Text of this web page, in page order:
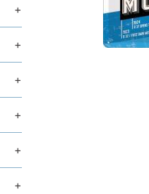
+
+
+
+
+
+